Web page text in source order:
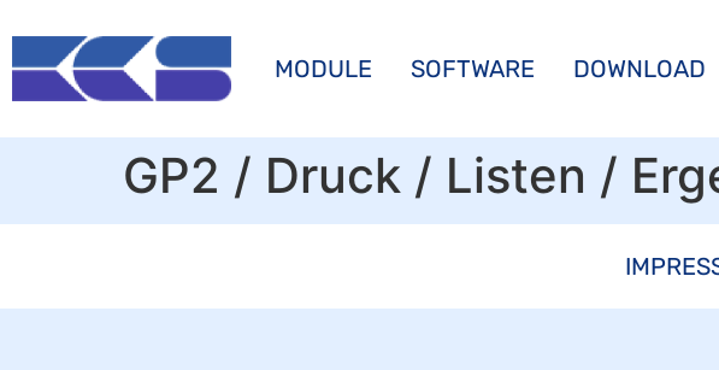
MODULE SOFTWARE DOWNLOAD
GP2 / Druck / Listen /